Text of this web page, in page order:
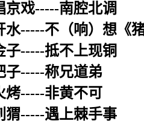
京戏-----南腔北调
水-----不（响）想《
子-----抵不上现铜
子-----称兄道弟
烤-----非黄不可
猬-----遇上棘手事